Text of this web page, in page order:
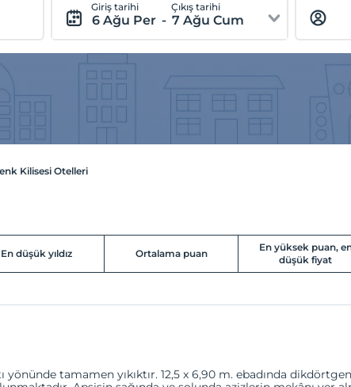
Giriş tarihi
6 Ağu Per -
Çıkış tarihi
7 Ağu Cum
Kilisesi Otelleri
En düşük yıldız Ortalama puan
En yüksek puan,
düşük fiyat
tamamen yıkıktır. 12,5 x 6,90 m. ebadında